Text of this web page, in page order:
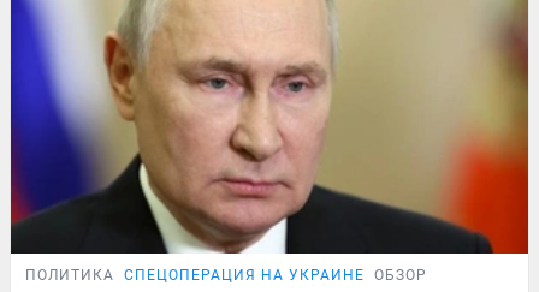
ПОЛИТИКА СПЕЦОПЕРАЦИЯ НА УКРАИНЕ ОБЗОР